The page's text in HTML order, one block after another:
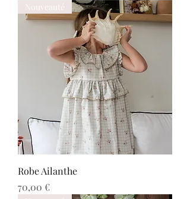
Nouveauté
Robe Ailanthe
Prix
70,00 €